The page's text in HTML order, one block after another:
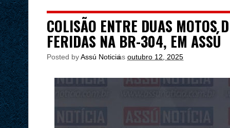
COLISÃO ENTRE DUAS MOTOS
FERIDAS NA BR-304, EM ASSÚ
Posted byAssú Noticia
às outubro 12, 2025